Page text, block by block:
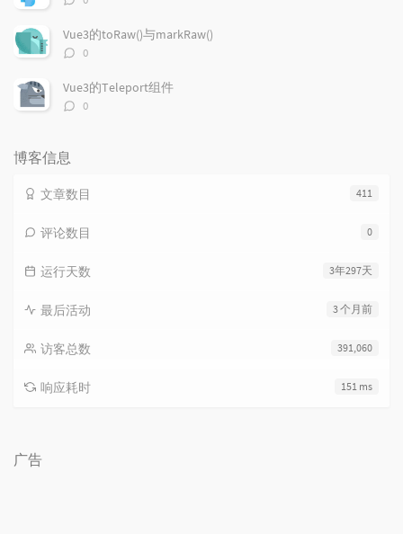
数：
Vue3的toRaw()与markRaw()
评
数：
0
Vue3的Teleport组件
评
0
博客信息
411
文章数目
0
评论数目
3年297天
运行天数
3 个月前
最后活动
391,060
访客总数
151 ms
响应耗时
广告